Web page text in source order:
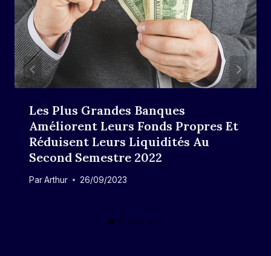
Les Plus Grandes Banques
Améliorent Leurs Fonds Propres Et
Réduisent Leurs Liquidités Au
Second Semestre 2022
ParArthur 26/09/2023